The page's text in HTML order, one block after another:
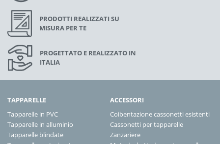
PRODOTTI REALIZZATI SU
MISURA PER TE
PROGETTATO E REALIZZATO IN
ITALIA
TAPPARELLE
Tapparelle in PVC
Tapparelle in alluminio
Tapparelle blindate
ACCESSORI
Coibentazione cassonetti esistenti
Cassonetti per tapparelle
Zanzariere